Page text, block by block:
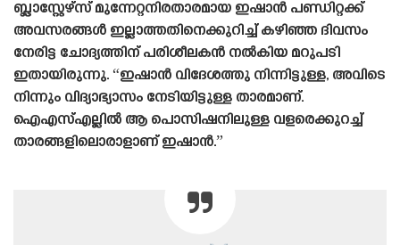
ബ്ലാസ്റ്റേഴ്‌സ് മുന്നേറ്റനിരതാരമായ ഇഷാൻ പണ്ഡിറ്റക്ക്
അവസരങ്ങൾ ഇല്ലാത്തതിനെക്കുറിച്ച് കഴിഞ്ഞ ദിവസം
നേരിട്ട ചോദ്യത്തിന് പരിശീലകൻ നൽകിയ മറുപടി
ഇതായിരുന്നു. “ഇഷാൻ വിദേശത്തു നിന്നിട്ടുള്ള, അവിടെ
നിന്നും വിദ്യാഭ്യാസം നേടിയിട്ടുള്ള താരമാണ്.
ഐഎസ്എല്ലിൽ ആ പൊസിഷനിലുള്ള വളരെക്കുറച്ച്
താരങ്ങളിലൊരാളാണ് ഇഷാൻ.”